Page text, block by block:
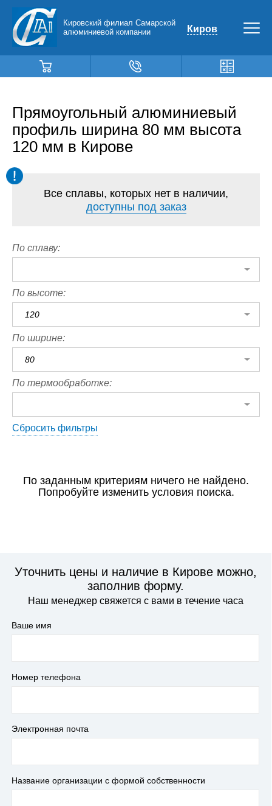
Кировский филиал Самарской
алюминиевой компании
Киров
Прямоугольный алюминиевый
профиль ширина 80 мм высота
120 мм в Кирове
Все сплавы, которых нет в наличии,
доступны под заказ
По сплаву:
По высоте:
120
По ширине:
80
По термообработке:
Сбросить фильтры
По заданным критериям ничего не найдено.
Попробуйте изменить условия поиска.
Уточнить цены и наличие в Кирове можно,
заполнив форму.
Наш менеджер свяжется с вами в течение часа
Ваше имя
Номер телефона
Электронная почта
Название организации с формой собственности